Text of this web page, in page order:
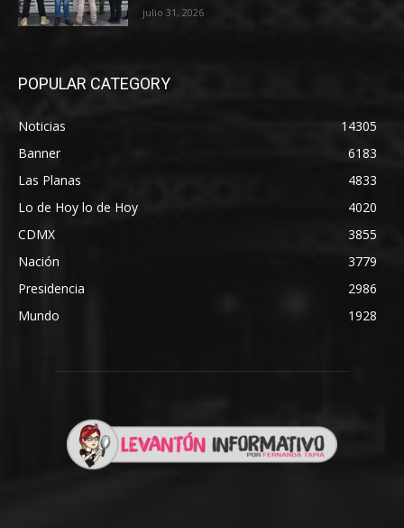
julio 31, 2026
POPULAR CATEGORY
Noticias
14305
Banner
6183
Las Planas
4833
Lo de Hoy lo de Hoy
4020
CDMX
3855
Nación
3779
Presidencia
2986
Mundo
1928